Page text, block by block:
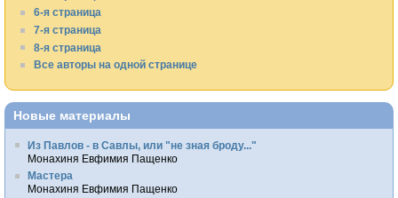
6-я страница
7-я страница
8-я страница
Все авторы на одной странице
Новые материалы
Из Павлов - в Савлы, или "не зная броду..."
Монахиня Евфимия Пащенко
Мастера
Монахиня Евфимия Пащенко